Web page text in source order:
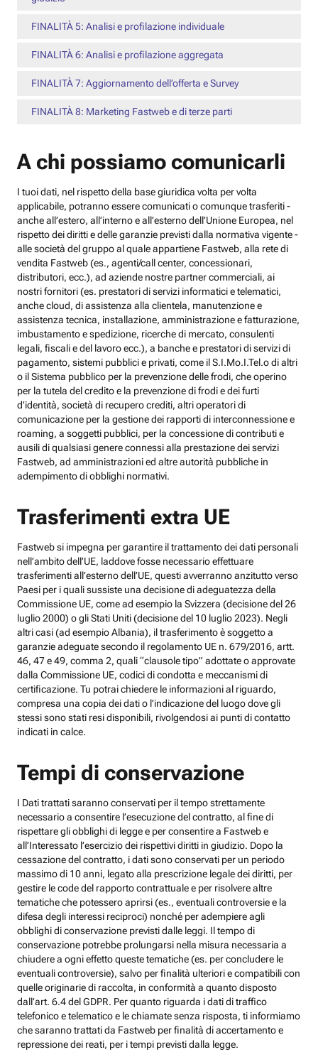
FINALITÀ 5: Analisi e profilazione individuale
FINALITÀ 6: Analisi e profilazione aggregata
FINALITÀ 7: Aggiornamento dell’offerta e Survey
FINALITÀ 8: Marketing Fastweb e di terze parti
A chi possiamo comunicarli
I tuoi dati, nel rispetto della base giuridica volta per volta
applicabile, potranno essere comunicati o comunque trasferiti -
anche all’estero, all’interno e all’esterno dell’Unione Europea, nel
rispetto dei diritti e delle garanzie previsti dalla normativa vigente -
alle società del gruppo al quale appartiene Fastweb, alla rete di
vendita Fastweb (es., agenti/call center, concessionari,
distributori, ecc.), ad aziende nostre partner commerciali, ai
nostri fornitori (es. prestatori di servizi informatici e telematici,
anche cloud, di assistenza alla clientela, manutenzione e
assistenza tecnica, installazione, amministrazione e fatturazione,
imbustamento e spedizione, ricerche di mercato, consulenti
legali, fiscali e del lavoro ecc.), a banche e prestatori di servizi di
pagamento, sistemi pubblici e privati, come il S.I.Mo.I.Tel.o di altri
o il Sistema pubblico per la prevenzione delle frodi, che operino
per la tutela del credito e la prevenzione di frodi e dei furti
d’identità, società di recupero crediti, altri operatori di
comunicazione per la gestione dei rapporti di interconnessione e
roaming, a soggetti pubblici, per la concessione di contributi e
ausili di qualsiasi genere connessi alla prestazione dei servizi
Fastweb, ad amministrazioni ed altre autorità pubbliche in
adempimento di obblighi normativi.
Trasferimenti extra UE
Fastweb si impegna per garantire il trattamento dei dati personali
nell’ambito dell’UE, laddove fosse necessario effettuare
trasferimenti all’esterno dell’UE, questi avverranno anzitutto verso
Paesi per i quali sussiste una decisione di adeguatezza della
Commissione UE, come ad esempio la Svizzera (decisione del 26
luglio 2000) o gli Stati Uniti (decisione del 10 luglio 2023). Negli
altri casi (ad esempio Albania), il trasferimento è soggetto a
garanzie adeguate secondo il regolamento UE n. 679/2016, artt.
46, 47 e 49, comma 2, quali “clausole tipo” adottate o approvate
dalla Commissione UE, codici di condotta e meccanismi di
certificazione. Tu potrai chiedere le informazioni al riguardo,
compresa una copia dei dati o l’indicazione del luogo dove gli
stessi sono stati resi disponibili, rivolgendosi ai punti di contatto
indicati in calce.
Tempi di conservazione
I Dati trattati saranno conservati per il tempo strettamente
necessario a consentire l’esecuzione del contratto, al fine di
rispettare gli obblighi di legge e per consentire a Fastweb e
all’Interessato l’esercizio dei rispettivi diritti in giudizio. Dopo la
cessazione del contratto, i dati sono conservati per un periodo
massimo di 10 anni, legato alla prescrizione legale dei diritti, per
gestire le code del rapporto contrattuale e per risolvere altre
tematiche che potessero aprirsi (es., eventuali controversie e la
difesa degli interessi reciproci) nonché per adempiere agli
obblighi di conservazione previsti dalle leggi. Il tempo di
conservazione potrebbe prolungarsi nella misura necessaria a
chiudere a ogni effetto queste tematiche (es. per concludere le
eventuali controversie), salvo per finalità ulteriori e compatibili con
quelle originarie di raccolta, in conformità a quanto disposto
dall’art. 6.4 del GDPR. Per quanto riguarda i dati di traffico
telefonico e telematico e le chiamate senza risposta, ti informiamo
che saranno trattati da Fastweb per finalità di accertamento e
repressione dei reati, per i tempi previsti dalla legge.